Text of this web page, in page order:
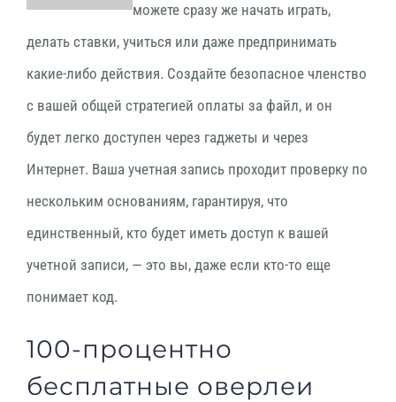
можете сразу же начать играть,
делать ставки, учиться или даже предпринимать
какие-либо действия. Создайте безопасное членство
с вашей общей стратегией оплаты за файл, и он
будет легко доступен через гаджеты и через
Интернет. Ваша учетная запись проходит проверку по
нескольким основаниям, гарантируя, что
единственный, кто будет иметь доступ к вашей
учетной записи, — это вы, даже если кто-то еще
понимает код.
100-процентно
бесплатные оверлеи